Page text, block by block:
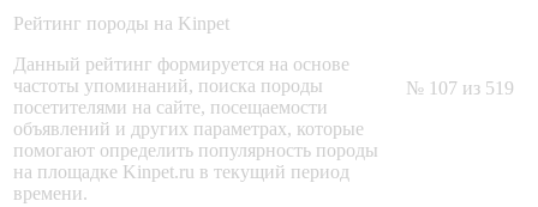
Рейтинг породы на Kinpet
Данный рейтинг формируется на основе
частоты упоминаний, поиска породы
посетителями на сайте, посещаемости
объявлений и других параметрах, которые
помогают определить популярность породы
на площадке Kinpet.ru в текущий период
времени.
№ 107 из 519